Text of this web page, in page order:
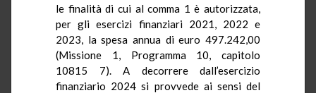
le finalità di cui al comma 1 è autorizzata,
per gli esercizi finanziari 2021, 2022 e
2023, la spesa annua di euro 497.242,00
(Missione 1, Programma 10, capitolo
10815 7). A decorrere dall’esercizio
finanziario 2024 si provvede ai sensi del